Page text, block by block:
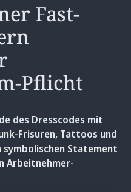
Fast-
Pflicht
des Dresscodes mit
Frisuren, Tattoos und
Statement
Arbeitnehmer-